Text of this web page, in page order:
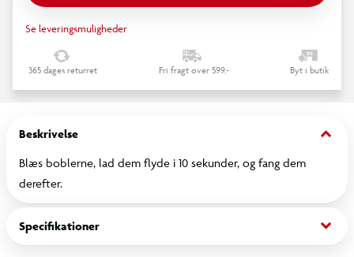
Se leveringsmuligheder
365 dages returret Fri fragt over 599,- Byt i butik
Beskrivelse keyboard_arrow_down
Blæs boblerne, lad dem flyde i 10 sekunder, og fang dem
derefter.
Specifikationer keyboard_arrow_down